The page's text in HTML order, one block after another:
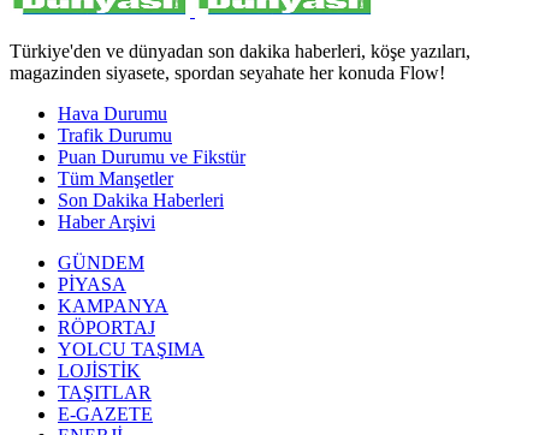
Türkiye'den ve dünyadan son dakika haberleri, köşe yazıları,
magazinden siyasete, spordan seyahate her konuda Flow!
Hava Durumu
Trafik Durumu
Puan Durumu ve Fikstür
Tüm Manşetler
Son Dakika Haberleri
Haber Arşivi
GÜNDEM
PİYASA
KAMPANYA
RÖPORTAJ
YOLCU TAŞIMA
LOJİSTİK
TAŞITLAR
E-GAZETE